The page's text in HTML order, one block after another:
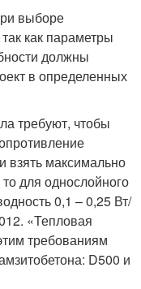
выборе
как параметры
должны
в определенных
требуют, чтобы
взять максимально
для однослойного
0,1 – 0,25 Вт/
«Тепловая
требованиям
D500 и